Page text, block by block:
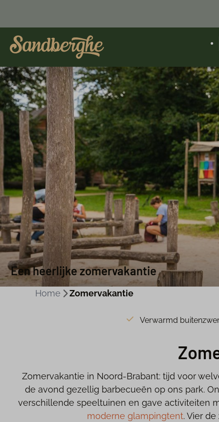
Een heerlijke zomervakantie
Home Zomervakantie
Verwarmd
Zomervakantie in Noord-Brabant: tijd voor
de avond gezellig barbecueën op ons park.
verschillende speeltuinen en gave activiteiten
moderne glampingtent. Vier de